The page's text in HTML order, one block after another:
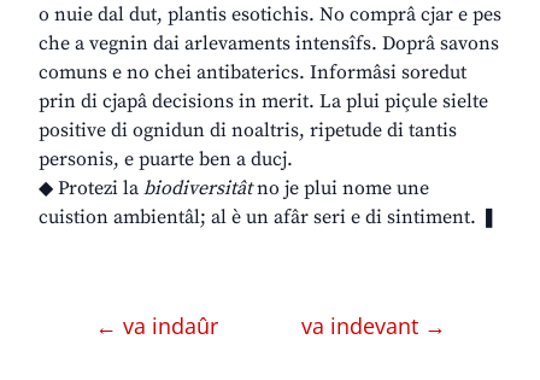
o nuie dal dut, plantis esotichis. No comprâ cjar e pes
che a vegnin dai arlevaments intensîfs. Doprâ savons
comuns e no chei antibaterics. Informâsi soredut
prin di cjapâ decisions in merit. La plui piçule sielte
positive di ognidun di noaltris, ripetude di tantis
personis, e puarte ben a ducj.
◆ Protezi la biodiversitâtno je plui nome une
cuistion ambientâl; al è un afâr seri e di sintiment. ❚
← va indaûr va indevant →